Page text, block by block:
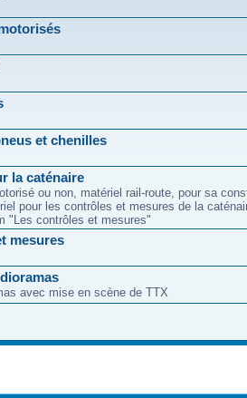
et chenilles
la caténaire
ou non, matériel rail-route, pour sa
pour les contrôles et mesures de la
"Les contrôles et mesures"
mesures
avec mise en scène de TTX